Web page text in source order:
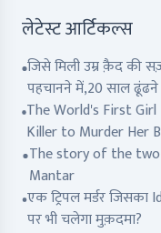
लेटेस्ट आर्टिकल्स
जिसे मिली उम्र क़ैद की
पहचानने में,20 साल
The World's First
Killer to Murder Her
The story of the
Mantar
एक ट्रिपल मर्डर जिसका
पर भी चलेगा मुक़दमा?